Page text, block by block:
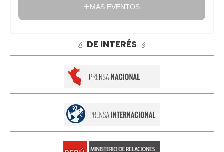
MÁS EVENTOS
DE INTERÉS